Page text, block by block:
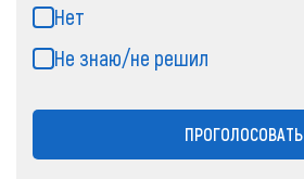
Нет
Не знаю/не решил
ПРОГОЛОСОВАТЬ